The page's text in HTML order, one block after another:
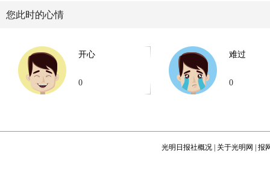
您此时的心情
开心
0
难过
0
光明日报社概况 关于光明网 报